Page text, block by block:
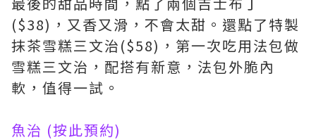
($38)，又香又滑，不會太甜。還點了特製
抹茶雪糕三文治($58)，第一次吃用法包做
雪糕三文治，配搭有新意，法包外脆內
軟，值得一試。
魚治 (按此預約)